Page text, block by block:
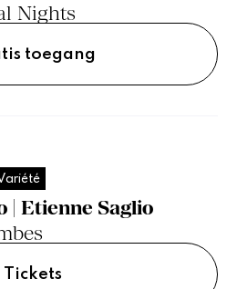
Nights
toegang
| Etienne Saglio
Tickets